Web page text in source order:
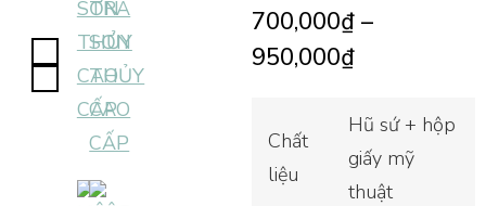
700,000₫–
950,000₫
Chất
liệu
Hũ sứ + hộp
giấy mỹ
thuật